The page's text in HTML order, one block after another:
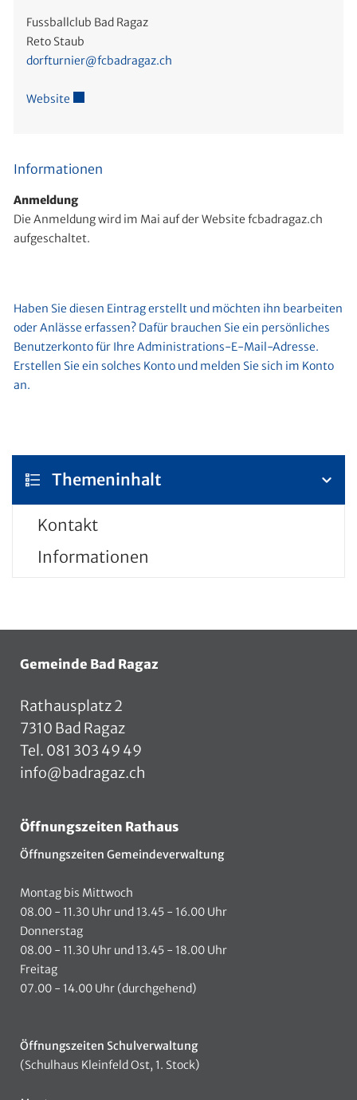
Fussballclub Bad Ragaz
Reto Staub
dorfturnier@fcbadragaz.ch
Website
Informationen
Anmeldung
Die Anmeldung wird im Mai auf der Website fcbadragaz.ch
aufgeschaltet.
Haben Sie diesen Eintrag erstellt und möchten ihn bearbeiten
oder Anlässe erfassen? Dafür brauchen Sie ein persönliches
Benutzerkonto für Ihre Administrations-E-Mail-Adresse.
Erstellen Sie ein solches Konto und melden Sie sich im Konto
an.
Themeninhalt
Kontakt
Informationen
Gemeinde Bad Ragaz
Rathausplatz 2
7310 Bad Ragaz
Tel. 081 303 49 49
info@badragaz.ch
Öffnungszeiten Rathaus
Öffnungszeiten Gemeindeverwaltung
Montag bis Mittwoch
08.00 - 11.30 Uhr und 13.45 - 16.00 Uhr
Donnerstag
08.00 - 11.30 Uhr und 13.45 - 18.00 Uhr
Freitag
07.00 - 14.00 Uhr (durchgehend)
Öffnungszeiten Schulverwaltung
(Schulhaus Kleinfeld Ost, 1. Stock)